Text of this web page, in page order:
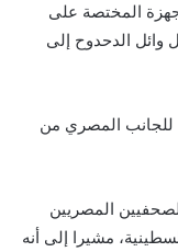
المختصة على
وائل الدحدوح إلى
للجانب المصري من
المصريين
مشيرا إلى أنه